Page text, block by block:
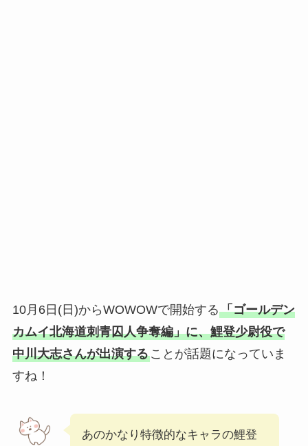
10月6日(日)からWOWOWで開始する「ゴールデン
カムイ北海道刺青囚人争奪編」に、鯉登少尉役で
中川大志さんが出演することが話題になっていま
すね！
あのかなり特徴的なキャラの鯉登